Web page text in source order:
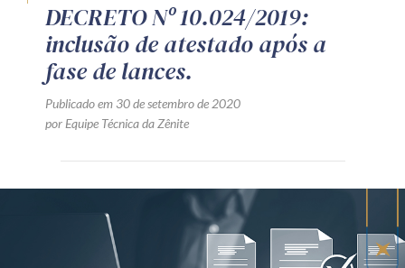
DECRETO Nº 10.024/2019:
inclusão de atestado após a
fase de lances.
Publicado em 30 de setembro de 2020
por Equipe Técnica da Zênite